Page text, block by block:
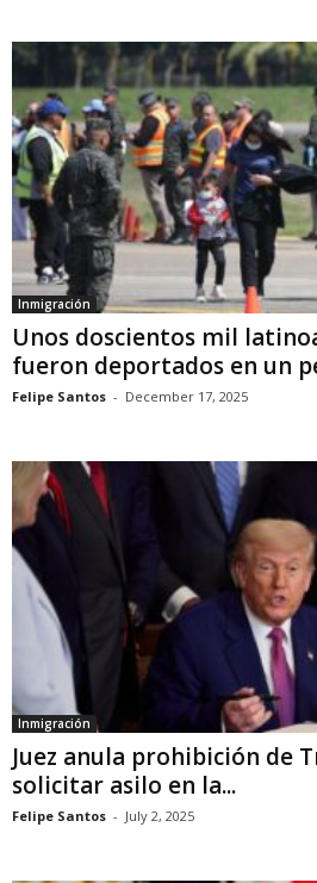
Inmigración
Unos doscientos mil
fueron deportados en un
Felipe Santos - December 17, 2025
Inmigración
Juez anula prohibición de
solicitar asilo en la...
Felipe Santos - July 2, 2025